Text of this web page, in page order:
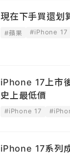
現在下手買還
#蘋果 #iPhone 17
iPhone 17上市
史上最低價
#iPhone 17
iPhone 17系列